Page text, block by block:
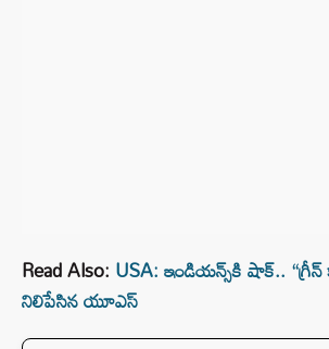
Read Also: USA: ఇండియన్స్‌కి షాక్.. “గ్రీన్
నిలిపేసిన యూఎస్